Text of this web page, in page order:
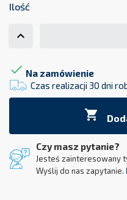
Ilość
 Na zamówienie
Czas realizacji 30 dni

Czy masz pytanie?
Jesteś zainteresowany
Wyślij do nas zapytanie.